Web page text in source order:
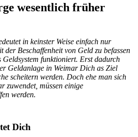
wesentlich früher
in keinster Weise einfach nur
der Beschaffenheit von Geld zu befassen
Geldsystem funktioniert. Erst dadurch
Geldanlage in Weimar Dich as Ziel
scheitern werden. Doch ehe man sich
zuwendet, müssen einige
werden.
Dich